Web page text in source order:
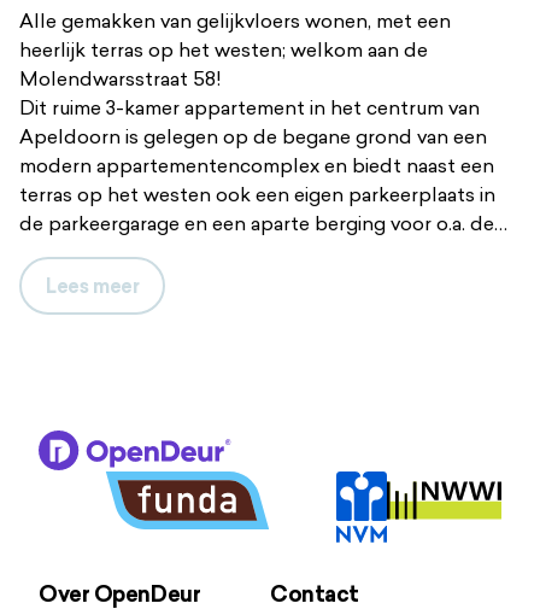
Alle gemakken van gelijkvloers wonen, met een
heerlijk terras op het westen; welkom aan de
Molendwarsstraat 58!
Dit ruime 3-kamer appartement in het centrum van
Apeldoorn is gelegen op de begane grond van een
modern appartementencomplex en biedt naast een
terras op het westen ook een eigen parkeerplaats in
de parkeergarage en een aparte berging voor o.a. de
fietsen.
Binnenshuis profiteer je van een ruime en bovenal
Word jij ook blij van al het bovenstaande? Plan dan
vandaag nog een bezichtiging!
Je komt het appartement binnen in de hal met
Lees meer
Over OpenDeur Contact